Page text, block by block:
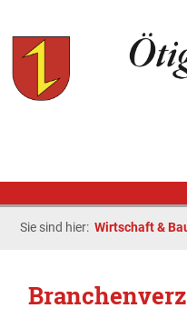
Sie sind hier:Wirtschaft &